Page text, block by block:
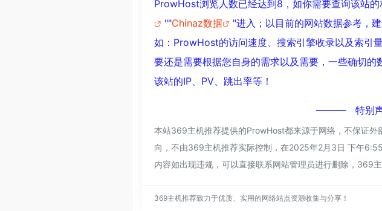
ProwHost浏览人数已经达到8，如你需要查询该站
""Chinaz数据
"进入；以目前的网站数据参考，
如：ProwHost的访问速度、搜索引擎收录以及索引
要还是需要根据您自身的需求以及需要，一些确切
该站的IP、PV、跳出率等！
特别
本站369主机推荐提供的ProwHost都来源于网络，不保证
向，不由369主机推荐实际控制，在2025年2月3日 下午
内容如出现违规，可以直接联系网站管理员进行删除，369主
369主机推荐致力于优质、实用的网络站点资源收集与分享！